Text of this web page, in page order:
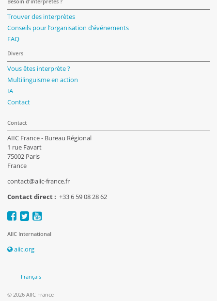
Besoin d'interprètes ?
Trouver des interprètes
Conseils pour l’organisation d’événements
FAQ
Divers
Vous êtes interprète ?
Multilinguisme en action
IA
Contact
Contact
AIIC France - Bureau Régional
1 rue Favart
75002 Paris
France
contact@aiic-france.fr
Contact direct : +33 6 59 08 28 62
AIIC International
aiic.org
© 2026 AIIC France
Français